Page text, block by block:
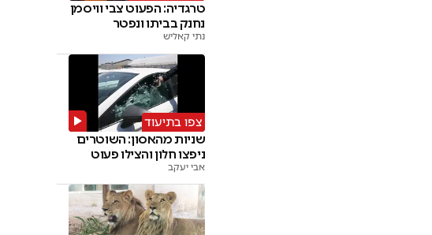
טרגדיה: הפעוט צבי וויסמן
נחנק בביתו ונפטר
נתי קאליש
צפו בתיעוד
שניות מהאסון: השוטרים
ניפצו חלון והצילו פעוט
אבי יעקב